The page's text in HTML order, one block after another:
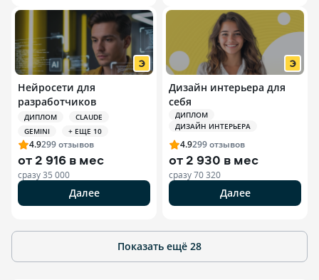
Нейросети для
разработчиков
ДИПЛОМ
CLAUDE
GEMINI
+ ЕЩЕ 10
4.9299отзывов
от2 916 в мес
сразу35 000
Далее
Дизайн интерьера для
себя
ДИПЛОМ
ДИЗАЙН ИНТЕРЬЕРА
4.9299отзывов
от2 930 в мес
сразу70 320
Далее
Показать ещё 28